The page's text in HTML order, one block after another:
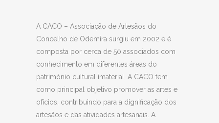
A CACO – Associação de Artesãos do
Concelho de Odemira surgiu em 2002 e é
composta por cerca de 50 associados com
conhecimento em diferentes áreas do
património cultural imaterial. A CACO tem
como principal objetivo promover as artes e
ofícios, contribuindo para a dignificação dos
artesãos e das atividades artesanais. A